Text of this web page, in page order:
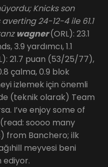
Knicks son
24-12-4 ile 61.1
wagner(ORL): 23.1
3.9 yardımcı, 1.1
21.7 puan (53/25/77),
çalma, 0.9 blok
izlemek için önemli
(teknik olarak) Team
I’ve enjoy some of
soooo many
from Banchero; ilk
meyvesi beni
ediyor.